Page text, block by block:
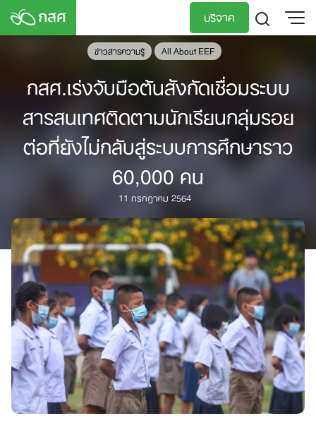
Skip
บริจาค
ข่าวสารความรู้ All About EEF
กสศ.เร่งจับมือต้นสังกัดเชื่อมระบบ
สารสนเทศติดตามนักเรียนกลุ่มรอย
ต่อที่ยังไม่กลับสู่ระบบการศึกษาราว
60,000 คน
11 กรกฎาคม 2564